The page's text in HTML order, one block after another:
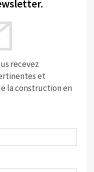
recevez
et
la construction en